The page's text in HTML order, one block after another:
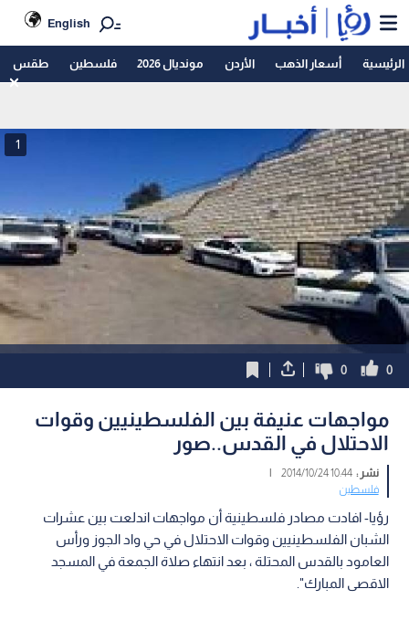
English
الرئيسية أسعار الذهب الأردن مونديال 2026 فلسطين طقس
1
0
0
مواجهات عنيفة بين الفلسطينيين وقوات
الاحتلال في القدس..صور
نشر :10:44 2014/10/24
|
فلسطين
رؤيا- افادت مصادر فلسطينية أن مواجهات اندلعت بين عشرات
الشبان الفلسطينيين وقوات الاحتلال في حي واد الجوز ورأس
العامود بالقدس المحتلة ، بعد انتهاء صلاة الجمعة في المسجد
الاقصى المبارك".